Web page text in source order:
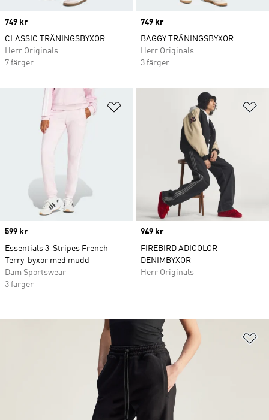
Price
749 kr
CLASSIC TRÄNINGSBYXOR
Herr Originals
7 färger
Price
749 kr
BAGGY TRÄNINGSBYXOR
Herr Originals
3 färger
Lägg till på önskelistan
Price
599 kr
Essentials 3-Stripes French
Terry-byxor med mudd
Dam Sportswear
3 färger
Price
949 kr
FIREBIRD ADICOLOR
DENIMBYXOR
Herr Originals